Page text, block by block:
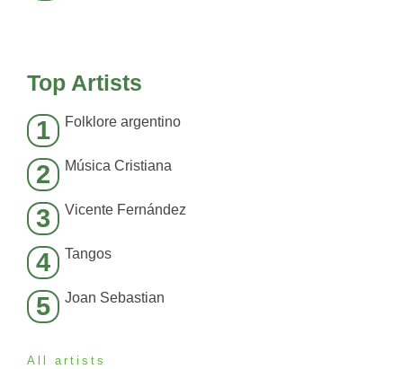
Top Artists
1 Folklore argentino
2 Música Cristiana
3 Vicente Fernández
4 Tangos
5 Joan Sebastian
All artists